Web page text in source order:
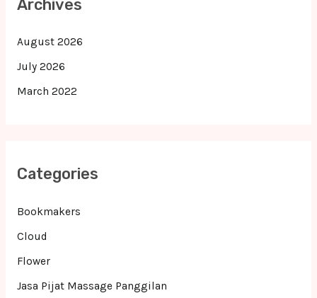
Archives
August 2026
July 2026
March 2022
Categories
Bookmakers
Cloud
Flower
Jasa Pijat Massage Panggilan